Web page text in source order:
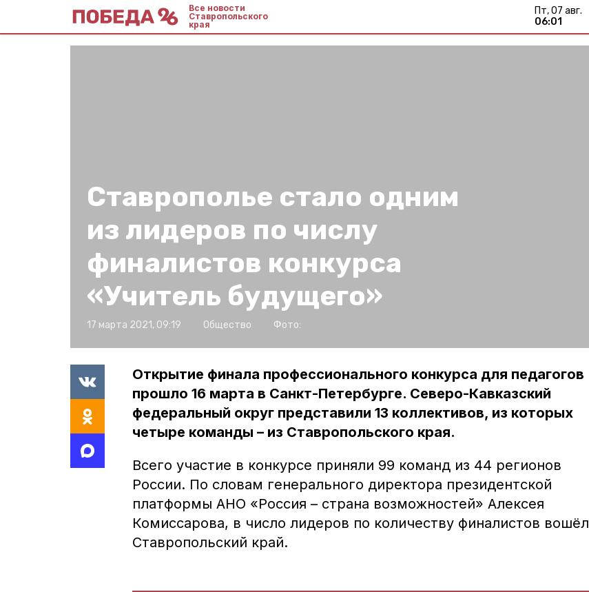
Все новости
Ставропольского
края
пт, 07 авг.
06:01
Ставрополье стало одним
из лидеров по числу
финалистов конкурса
«Учитель будущего»
17 марта 2021, 09:19 Общество Фото:
Открытие финала профессионального конкурса для педагогов
прошло 16 марта в Санкт-Петербурге. Северо-Кавказский
федеральный округ представили 13 коллективов, из которых
четыре команды – из Ставропольского края.
Всего участие в конкурсе приняли 99 команд из 44 регионов
России. По словам генерального директора президентской
платформы АНО «Россия – страна возможностей» Алексея
Комиссарова, в число лидеров по количеству финалистов вошëл
Ставропольский край.